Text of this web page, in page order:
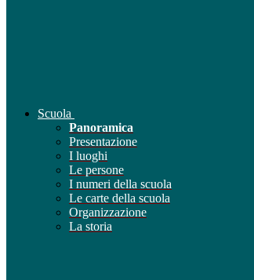
Scuola
Panoramica
Presentazione
I luoghi
Le persone
I numeri della scuola
Le carte della scuola
Organizzazione
La storia